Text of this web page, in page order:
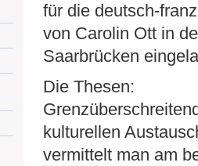
für die deutsch-
von Carolin Ott in
Saarbrücken
Die Thesen:
kulturellen
vermittelt man am